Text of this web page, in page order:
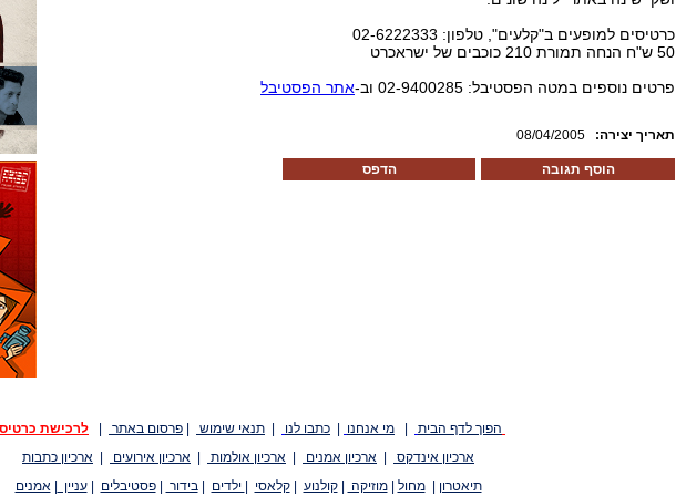
כרטיסים למופעים ב"קלעים", טלפון: 02-6222333
50 ש"ח הנחה תמורת 210 כוכבים של ישראכרט
פרטים נוספים במטה הפסטיבל: 02-9400285 וב-
אתר הפסטיבל
08/04/2005 :תאריך יצירה
הדפס הוסף תגובה
הפוך לדף הבית מי אנחנו כתבו לנו תנאי שימוש פרסום באתר
לרכישת
ארכיון אינדקס
ארכיון אמנים ארכיון אולמות ארכיון אירועים
ארכיון כתבות
תיאטרון
|מחול |מוזיקה |קולנוע |קלאסי ילדים |בידור |פסטיבלים |עניין |אמנים